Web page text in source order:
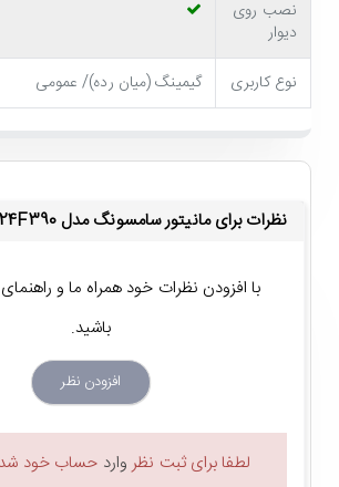
های گیمینگ مناسب باشد!
مجهز به فناوری های حفاظت از
با خیال راحت چندین ساعت متوالی می
خمیده سامسونگ C24F390
خیره
نصب روی
دیوار
نوع کاربری
گیمینگ (میان رده)/ عمومی
نظرات برای مانیتور سامسونگ مدل C24F390 سایز 24 اینچ
با افزودن نظرات خود همراه ما و راهنمای
باشید.
افزودن نظر
لطفا برای ثبت نظر وارد حساب خود